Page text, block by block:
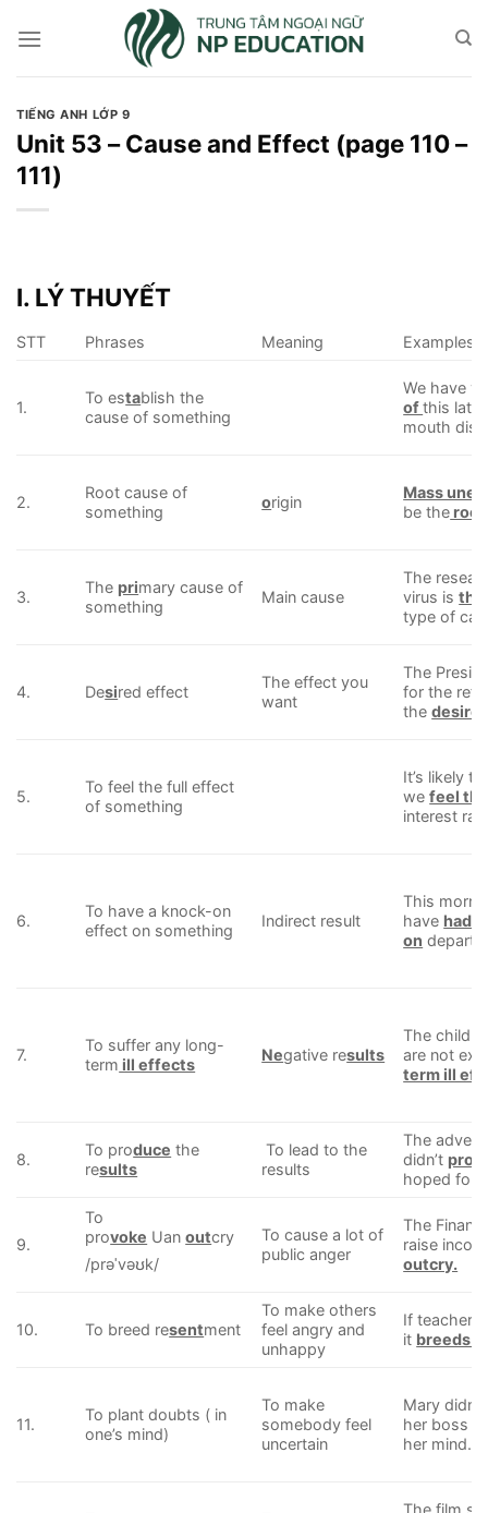
TIẾNG ANH LỚP 9
Unit 53 – Cause and Effect (page 110 –
111)
I. LÝ THUYẾT
STT Phrases Meaning Examples
1.
To establish the
cause of something
We have
ofthis
mouth
2.
Root cause of
something
origin
Mass
be the
3.
The primary cause of
something
Main cause
The
virus isthe
type of
4. Desired effect
The effect you
want
The
for the
the
5.
To feel the full effect
of something
It’s likely
wefeel
interest
6.
To have a knock-on
effect on something
Indirect result
This
have had
on
7.
To suffer any long-
term ill effects
Negative results
The
are not
term ill
8.
To produce the
results
To lead to the
results
The
didn’t
hoped for.
9.
To
provoke Uanoutcry
/prəˈvəʊk/
To cause a lot of
public anger
The
raise
outcry.
10. To breed resentment
To make others
feel angry and
unhappy
If teachers
it breeds
11.
To plant doubts ( in
one’s mind)
To make
somebody feel
uncertain
Mary
her boss
her mind.
The film